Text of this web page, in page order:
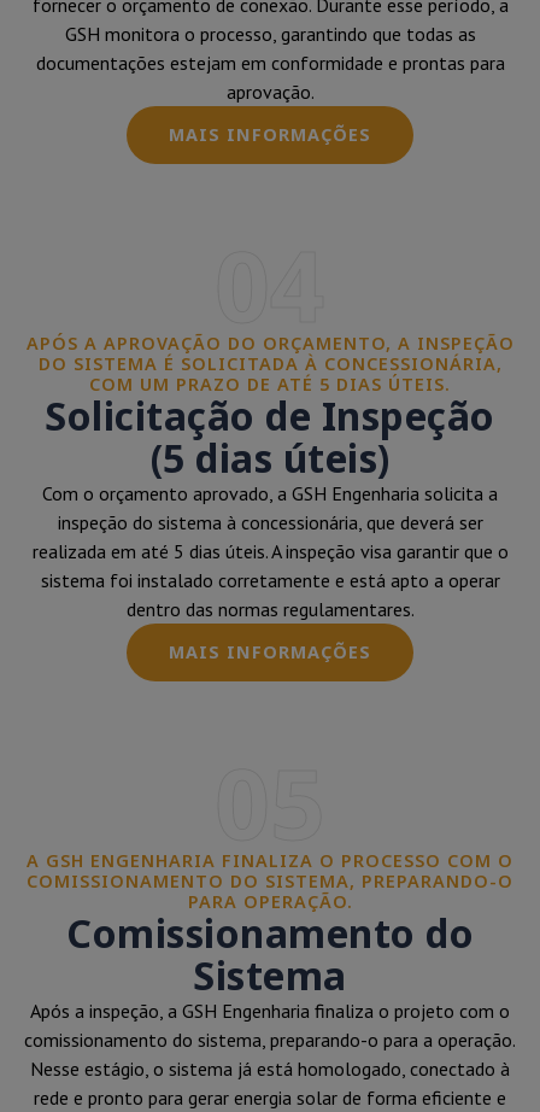
fornecer o orçamento de conexão. Durante esse período, a
GSH monitora o processo, garantindo que todas as
documentações estejam em conformidade e prontas para
aprovação.
MAIS INFORMAÇÕES
APÓS A APROVAÇÃO DO ORÇAMENTO, A INSPEÇÃO
DO SISTEMA É SOLICITADA À CONCESSIONÁRIA,
COM UM PRAZO DE ATÉ 5 DIAS ÚTEIS.
Solicitação de Inspeção
(5 dias úteis)
Com o orçamento aprovado, a GSH Engenharia solicita a
inspeção do sistema à concessionária, que deverá ser
realizada em até 5 dias úteis. A inspeção visa garantir que o
sistema foi instalado corretamente e está apto a operar
dentro das normas regulamentares.
MAIS INFORMAÇÕES
A GSH ENGENHARIA FINALIZA O PROCESSO COM O
COMISSIONAMENTO DO SISTEMA, PREPARANDO-O
PARA OPERAÇÃO.
Comissionamento do
Sistema
Após a inspeção, a GSH Engenharia finaliza o projeto com o
comissionamento do sistema, preparando-o para a operação.
Nesse estágio, o sistema já está homologado, conectado à
rede e pronto para gerar energia solar de forma eficiente e